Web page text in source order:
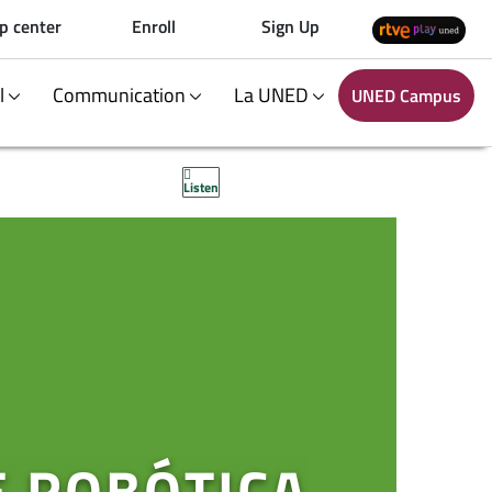
center Enroll Sign Up
Communication La UNED UNED Campus
Listen